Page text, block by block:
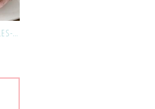
CANDY BARS-WELCOME TABLES-ΕΚΔΗΛΏΣΕΙΣ